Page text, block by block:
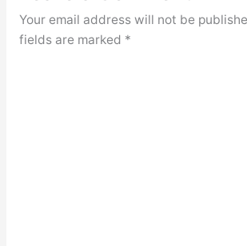
Your email address will not be
fields are marked *